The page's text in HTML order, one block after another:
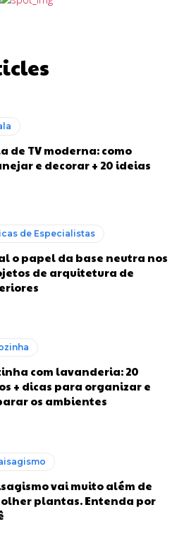
de TV moderna: como
e decorar + 20 ideias
de Especialistas
o papel da base neutra nos
de arquitetura de
com lavanderia: 20
+ dicas para organizar e
os ambientes
vai muito além de
plantas. Entenda por